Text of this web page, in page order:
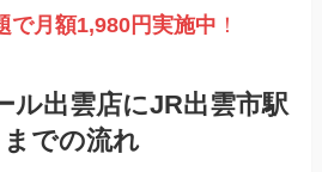
で月額1,980円実施中 ！
ル出雲店にJR出雲市駅
での流れ